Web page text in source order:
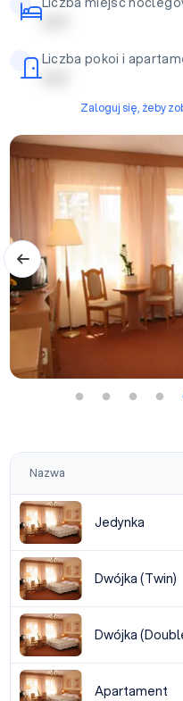
| | | | |
Liczba pokoi i
| | | | |
Zaloguj się, żeby
Nazwa
Jedynka
Dwójka (Twin)
Dwójka
Apartament